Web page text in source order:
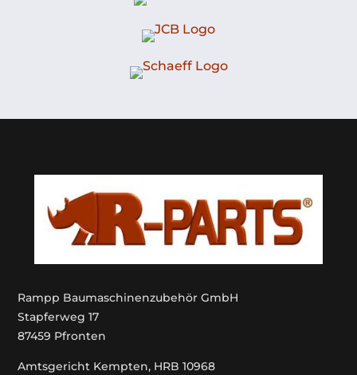
Rampp Baumaschinenzubehör GmbH
Stapferweg 17
87459 Pfronten
Amtsgericht Kempten, HRB 10968